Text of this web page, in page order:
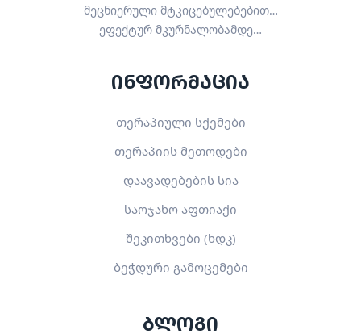
მეცნიერული მტკიცებულებებით…
ეფექტურ მკურნალობამდე…
ინფორმაცია
თერაპიული სქემები
თერაპიის მეთოდები
დაავადებების სია
საოჯახო აფთიაქი
შეკითხვები (ხდკ)
ბეჭდური გამოცემები
ბლოგი